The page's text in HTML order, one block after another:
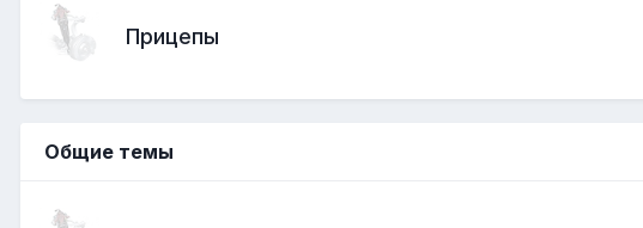
Прицепы
Общие темы